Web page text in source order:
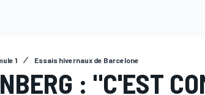
1 Essais hivernaux de Barcelone
: "C'EST